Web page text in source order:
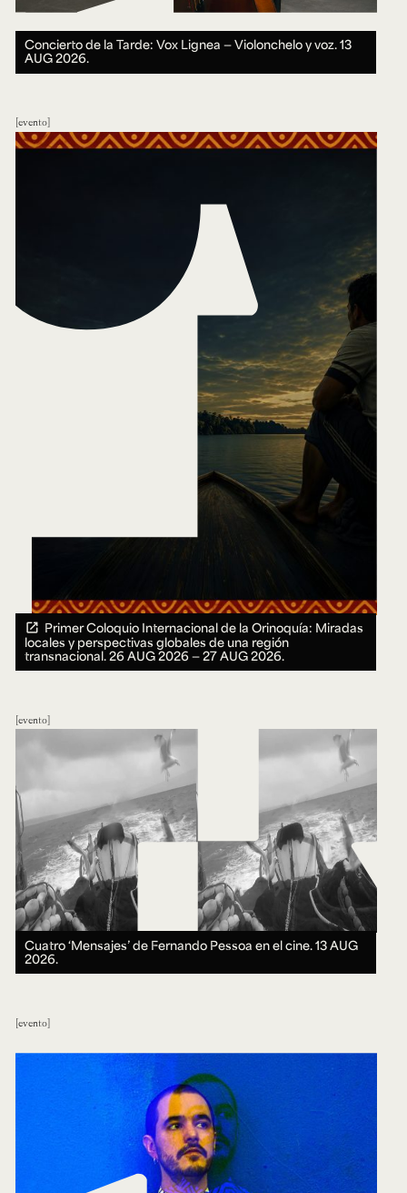
Concierto de la Tarde: Vox Lignea — Violonchelo y voz.13
AUG 2026.
evento
Primer Coloquio Internacional de la Orinoquía: Miradas
locales y perspectivas globales de una región
transnacional.26 AUG 2026 ― 27 AUG 2026.
evento
Cuatro ‘Mensajes’ de Fernando Pessoa en el cine.13 AUG
2026.
evento